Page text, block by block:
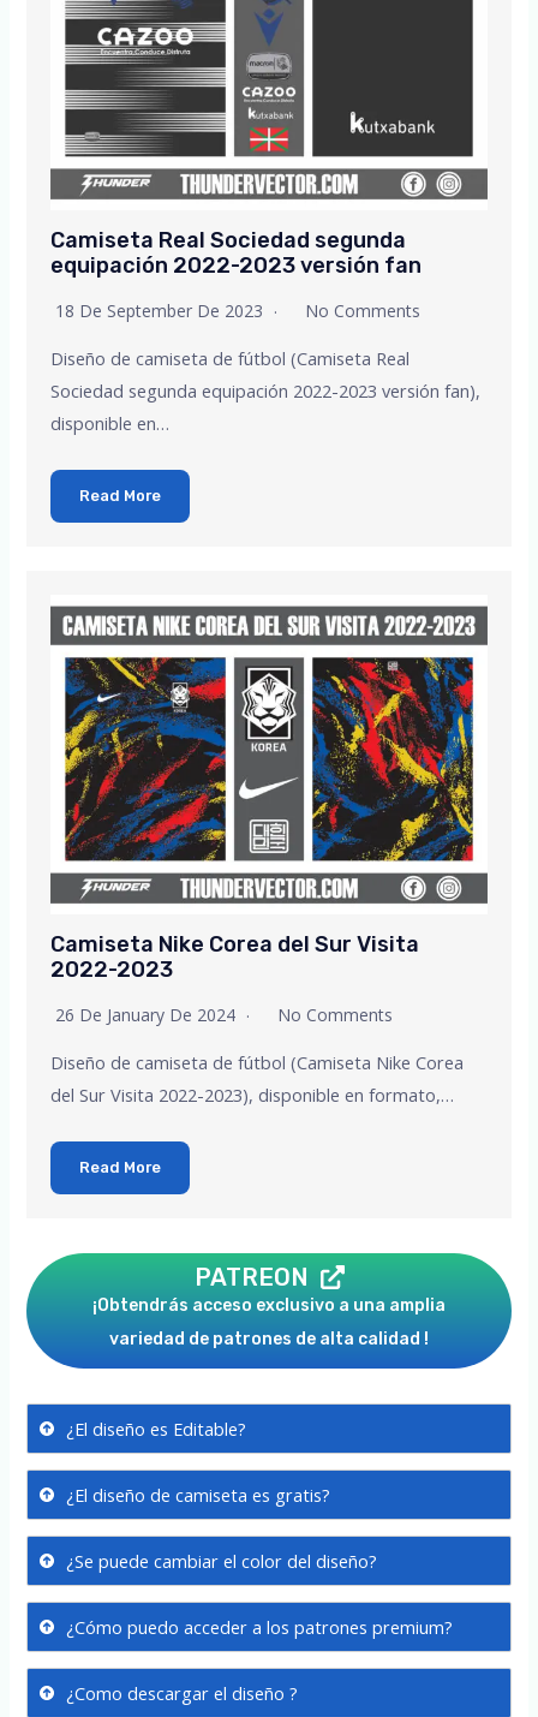
Camiseta Real Sociedad segunda
equipación 2022-2023 versión fan
18 De September De 2023 No Comments
Diseño de camiseta de fútbol (Camiseta Real
Sociedad segunda equipación 2022-2023 versión fan),
disponible en…
Read More
Camiseta Nike Corea del Sur Visita
2022-2023
26 De January De 2024 No Comments
Diseño de camiseta de fútbol (Camiseta Nike Corea
del Sur Visita 2022-2023), disponible en formato,…
Read More
PATREON
¡Obtendrás acceso exclusivo a una amplia
variedad de patrones de alta calidad !
¿El diseño es Editable?
¿El diseño de camiseta es gratis?
¿Se puede cambiar el color del diseño?
¿Cómo puedo acceder a los patrones premium?
¿Como descargar el diseño ?